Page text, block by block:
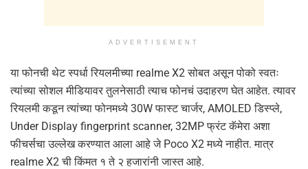
ADVERTISEMENT
या फोनची थेट स्पर्धा रियलमीच्या realme X2 सोबत असून पोको स्वतः
त्यांच्या सोशल मीडियावर तुलनेसाठी त्याच फोनचं उदाहरण घेत आहेत. त्यावर
रियलमी कडून त्यांच्या फोनमध्ये 30W फास्ट चार्जर, AMOLED डिस्प्ले,
Under Display fingerprint scanner, 32MP फ्रंट कॅमेरा अशा
फीचर्सचा उल्लेख करण्यात आला आहे जे Poco X2 मध्ये नाहीत. मात्र
realme X2 ची किंमत १ ते २ हजारांनी जास्त आहे.